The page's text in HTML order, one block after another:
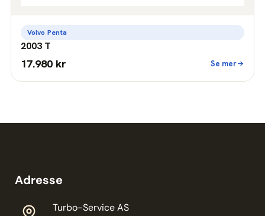
Volvo Penta
2003 T
17.980 kr Se mer
Adresse
Turbo-Service AS